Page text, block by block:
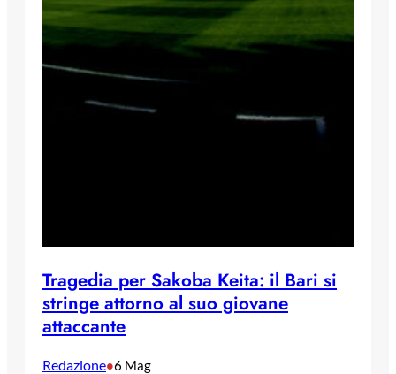
Tragedia per Sakoba Keita: il Bari si
stringe attorno al suo giovane
attaccante
Redazione•6 Mag